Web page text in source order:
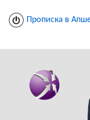
Прописка в